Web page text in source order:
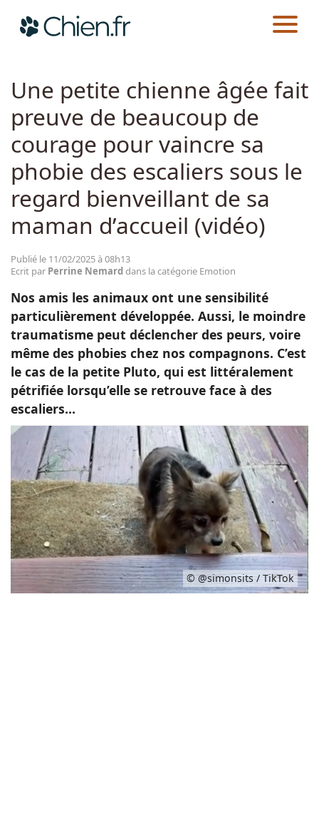
Races
CHIEN.FR ACTUALITÉS
Une petite chienne âgée fait
preuve de beaucoup de
courage pour vaincre sa
phobie des escaliers sous le
regard bienveillant de sa
maman d’accueil (vidéo)
Publié le 11/02/2025 à 08h13
Ecrit par Perrine Nemarddans la catégorie Emotion
Nos amis les animaux ont une sensibilité
particulièrement développée. Aussi, le moindre
traumatisme peut déclencher des peurs, voire
même des phobies chez nos compagnons. C’est
le cas de la petite Pluto, qui est littéralement
pétrifiée lorsqu’elle se retrouve face à des
escaliers…
© @simonsits / TikTok